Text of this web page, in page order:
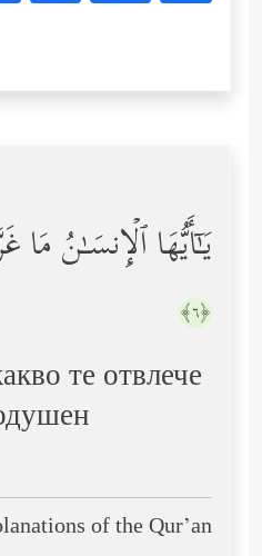
یَـٰۤأَیُّهَا ٱلۡإِنسَـٰنُ
﴿٦﴾
те отвлече
of the Qur’an: